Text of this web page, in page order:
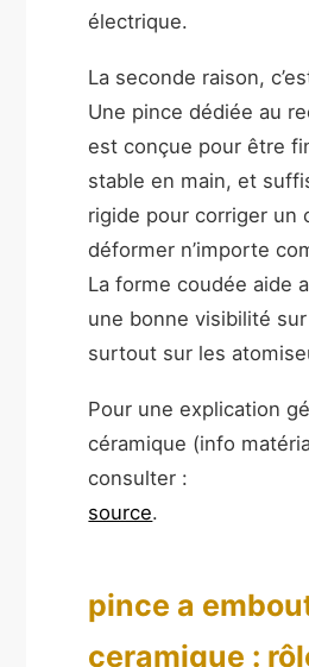
électrique.
La seconde raison,
Une pince dédiée au
est conçue pour être
stable en main, et
rigide pour corriger un
déformer n’importe
La forme coudée aide
une bonne visibilité
surtout sur les
Pour une explication
céramique (info
consulter :
source.
pince a
ceramique :